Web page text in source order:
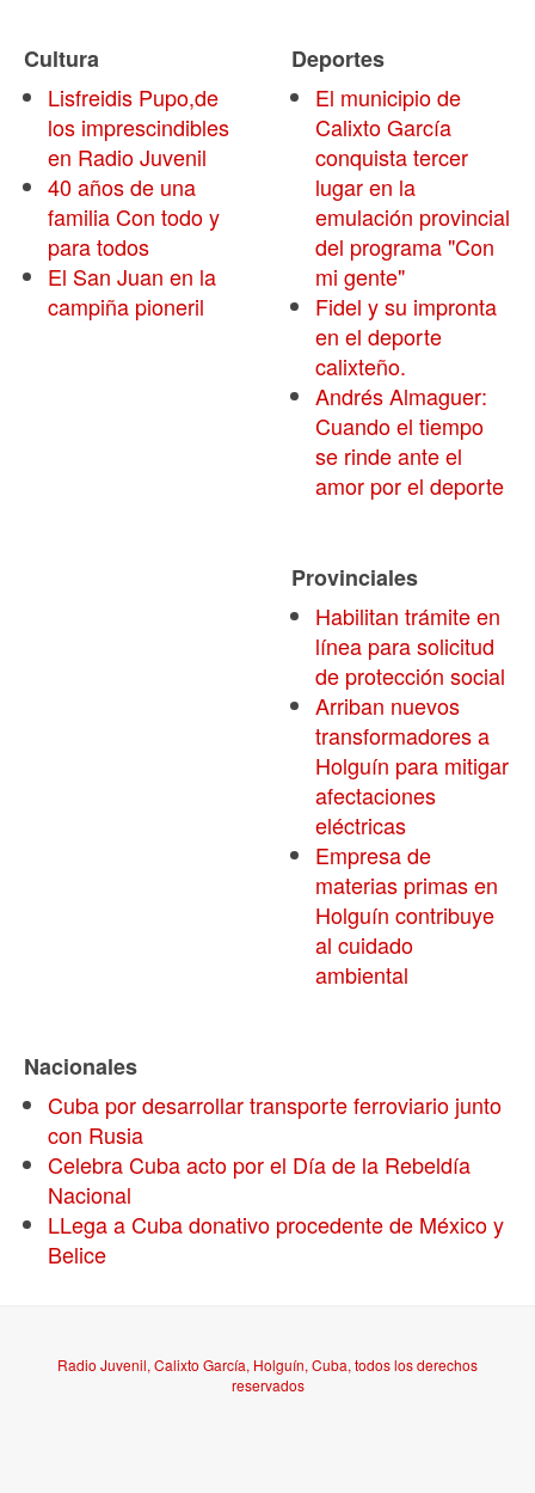
Cultura
Lisfreidis Pupo,de
los imprescindibles
en Radio Juvenil
40 años de una
familia Con todo y
para todos
El San Juan en la
campiña pioneril
Deportes
El municipio de
Calixto García
conquista tercer
lugar en la
emulación provincial
del programa "Con
mi gente"
Fidel y su impronta
en el deporte
calixteño.
Andrés Almaguer:
Cuando el tiempo
se rinde ante el
amor por el deporte
Provinciales
Habilitan trámite en
línea para solicitud
de protección social
Arriban nuevos
transformadores a
Holguín para mitigar
afectaciones
eléctricas
Empresa de
materias primas en
Holguín contribuye
al cuidado
ambiental
Nacionales
Cuba por desarrollar transporte ferroviario junto
con Rusia
Celebra Cuba acto por el Día de la Rebeldía
Nacional
LLega a Cuba donativo procedente de México y
Belice
Radio Juvenil, Calixto García, Holguín, Cuba, todos los derechos
reservados